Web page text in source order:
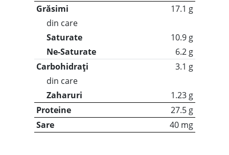
Grăsimi
17.1 g
din care
Saturate
10.9 g
Ne-Saturate
6.2 g
Carbohidrați
3.1 g
din care
Zaharuri
1.23 g
Proteine
27.5 g
Sare
40 mg